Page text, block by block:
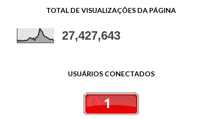
TOTAL DE VISUALIZAÇÕES DA PÁGINA
27,427,643
USUÁRIOS CONECTADOS